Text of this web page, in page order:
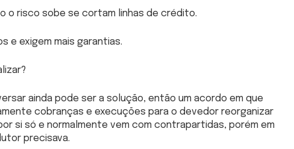
o risco sobe se cortam linhas de crédito.
e exigem mais garantias.
ainda pode ser a solução, então um acordo em que
cobranças e execuções para o devedor reorganizar
si só e normalmente vem com contrapartidas, porém em
precisava.